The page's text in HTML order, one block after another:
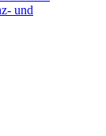
und